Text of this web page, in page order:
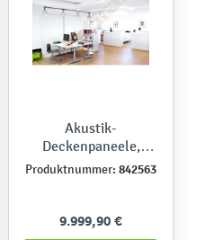
Akustik-
Deckenpaneele,
Ecophon Master F -
Produktnummer: 842563
9.999,90 €